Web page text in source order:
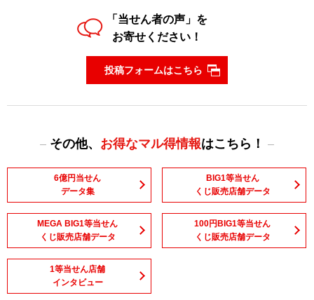
「当せん者の声」を
お寄せください！
投稿フォームはこちら
その他、 お得なマル得情報はこちら！
6億円当せん
データ集
BIG1等当せん
くじ販売店舗データ
MEGA BIG1等当せん
くじ販売店舗データ
100円BIG1等当せん
くじ販売店舗データ
1等当せん店舗
インタビュー